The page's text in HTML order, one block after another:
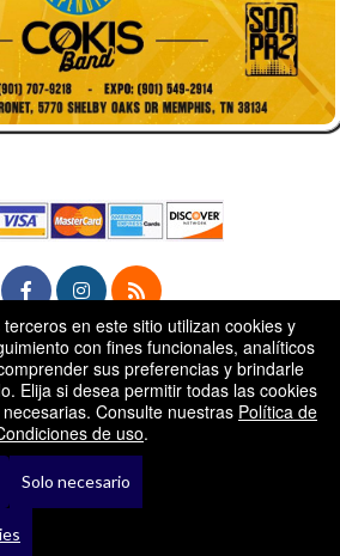
los Derechos Reservados.
50.28.84.148
Condiciones de uso
en este sitio utilizan cookies y
con fines funcionales, analíticos
sus preferencias y brindarle
Elija si desea permitir todas las cookies
Consulte nuestras Política de
de uso.
Solo necesario